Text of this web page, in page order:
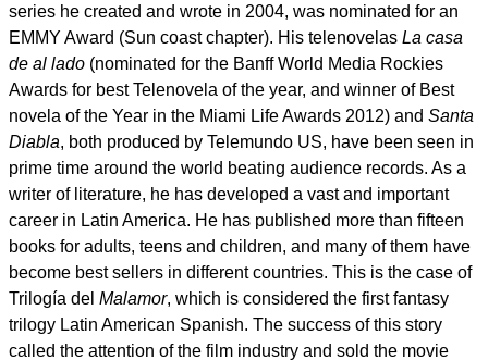
series he created and wrote in 2004, was nominated for an
EMMY Award (Sun coast chapter). His telenovelas La casa
de al lado (nominated for the Banff World Media Rockies
Awards for best Telenovela of the year, and winner of Best
novela of the Year in the Miami Life Awards 2012) and Santa
Diabla, both produced by Telemundo US, have been seen in
prime time around the world beating audience records. As a
writer of literature, he has developed a vast and important
career in Latin America. He has published more than fifteen
books for adults, teens and children, and many of them have
become best sellers in different countries. This is the case of
Trilogía del Malamor, which is considered the first fantasy
trilogy Latin American Spanish. The success of this story
called the attention of the film industry and sold the movie